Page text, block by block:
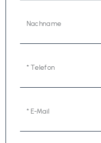
Nachname
* Telefon
* E-Mail